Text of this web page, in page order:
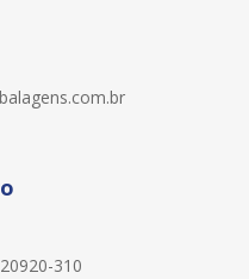
310